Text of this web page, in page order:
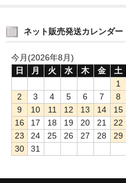
ネット販売発送カレンダー
今月(2026年8月)
日
月 火 水 木 金
土
1
2
3 4 5 6 7
8
9
10 11 12 13 14
15
16
17 18 19 20 21
22
23
24 25 26 27 28
29
30
31